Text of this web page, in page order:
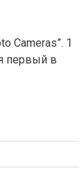
Cameras”. 1
первый в